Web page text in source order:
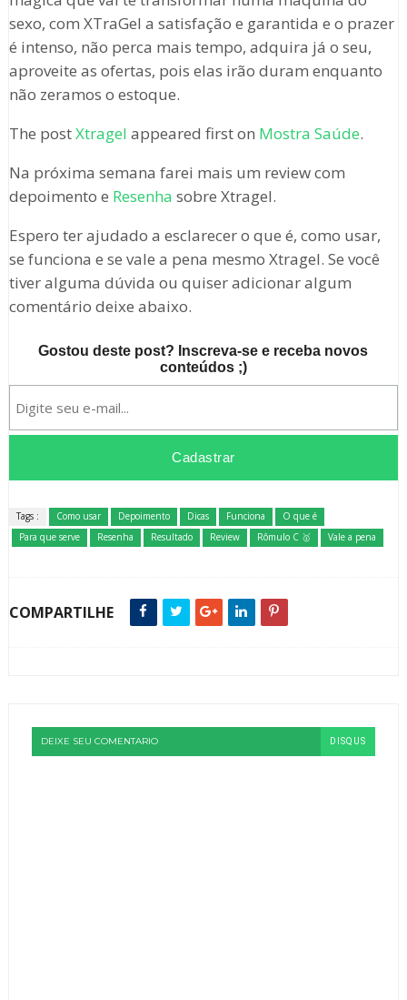
sexo, com XTraGel a satisfação e garantida e o prazer
é intenso, não perca mais tempo, adquira já o seu,
aproveite as ofertas, pois elas irão duram enquanto
não zeramos o estoque.
The postXtragel appeared first on Mostra Saúde.
Na próxima semana farei mais um review com
depoimento e Resenha sobre Xtragel.
Espero ter ajudado a esclarecer o que é, como usar,
se funciona e se vale a pena mesmo Xtragel. Se você
tiver alguma dúvida ou quiser adicionar algum
comentário deixe abaixo.
Gostou deste post? Inscreva-se e receba novos
conteúdos ;)
Tags : Como usar Depoimento Dicas Funciona
O que é
Para que serve
Resenha Resultado Review Rômulo C 🥇 Vale a pena
COMPARTILHE
DEIXE SEU COMENTARIO DISQUS